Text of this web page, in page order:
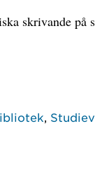
skrivande på